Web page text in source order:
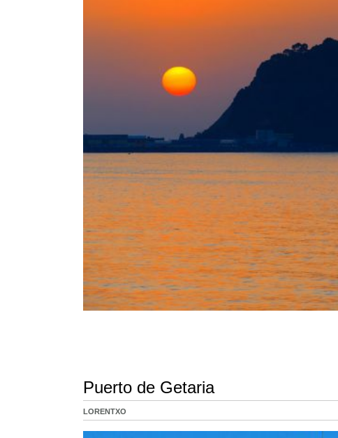
Puerto de Getaria
LORENTXO